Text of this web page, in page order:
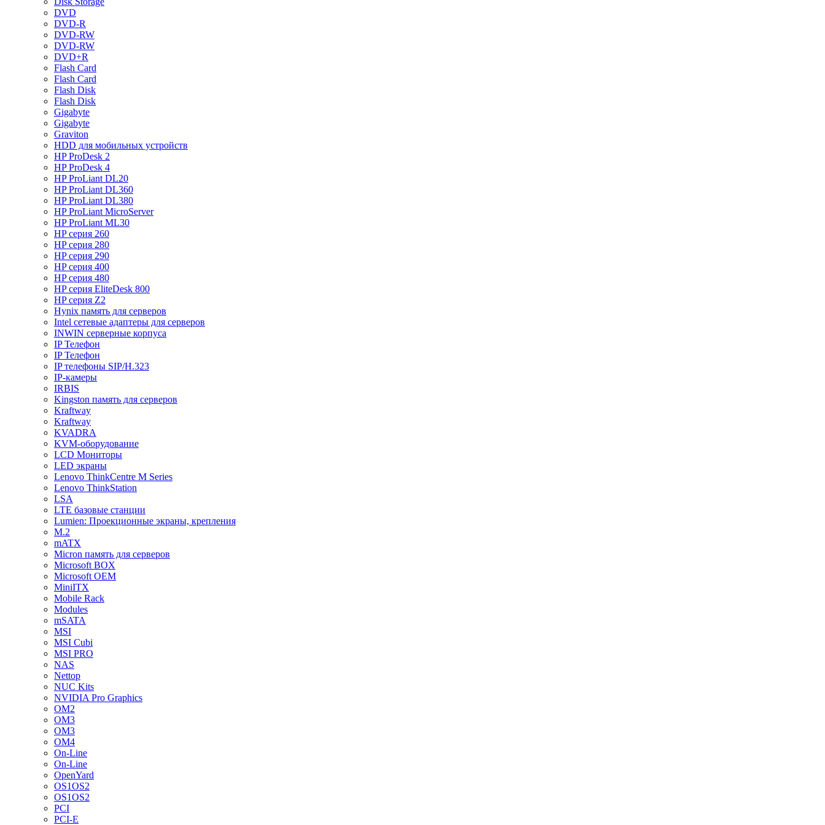
DVD
DVD-R
DVD-RW
DVD-RW
DVD+R
Flash Card
Flash Card
Flash Disk
Flash Disk
Gigabyte
Gigabyte
Graviton
HDD для мобильных устройств
HP ProDesk 2
HP ProDesk 4
HP ProLiant DL20
HP ProLiant DL360
HP ProLiant DL380
HP ProLiant MicroServer
HP ProLiant ML30
HP серия 260
HP серия 280
HP серия 290
HP серия 400
HP серия 480
HP серия EliteDesk 800
HP серия Z2
Hynix память для серверов
Intel сетевые адаптеры для серверов
INWIN серверные корпуса
IP Телефон
IP Телефон
IP телефоны SIP/H.323
IP-камеры
IRBIS
Kingston память для серверов
Kraftway
Kraftway
KVADRA
KVM-оборудование
LCD Мониторы
LED экраны
Lenovo ThinkCentre M Series
Lenovo ThinkStation
LSA
LTE базовые станции
Lumien: Проекционные экраны, крепления
M.2
mATX
Micron память для серверов
Microsoft BOX
Microsoft OEM
MiniITX
Mobile Rack
Modules
mSATA
MSI
MSI Cubi
MSI PRO
NAS
Nettop
NUC Kits
NVIDIA Pro Graphics
OM2
OM3
OM3
OM4
On-Line
On-Line
OpenYard
OS1OS2
OS1OS2
PCI
PCI-E